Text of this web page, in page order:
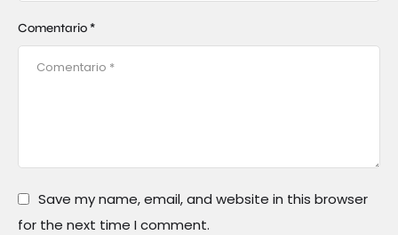
Comentario *
Save my name, email, and website in this browser
for the next time I comment.